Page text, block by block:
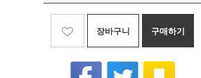
장바구니 구매하기